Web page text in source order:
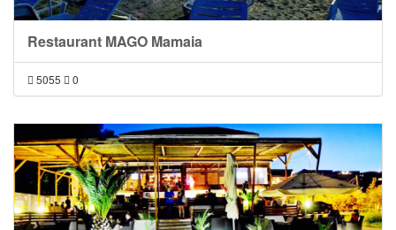
Restaurant MAGO Mamaia
5055 0